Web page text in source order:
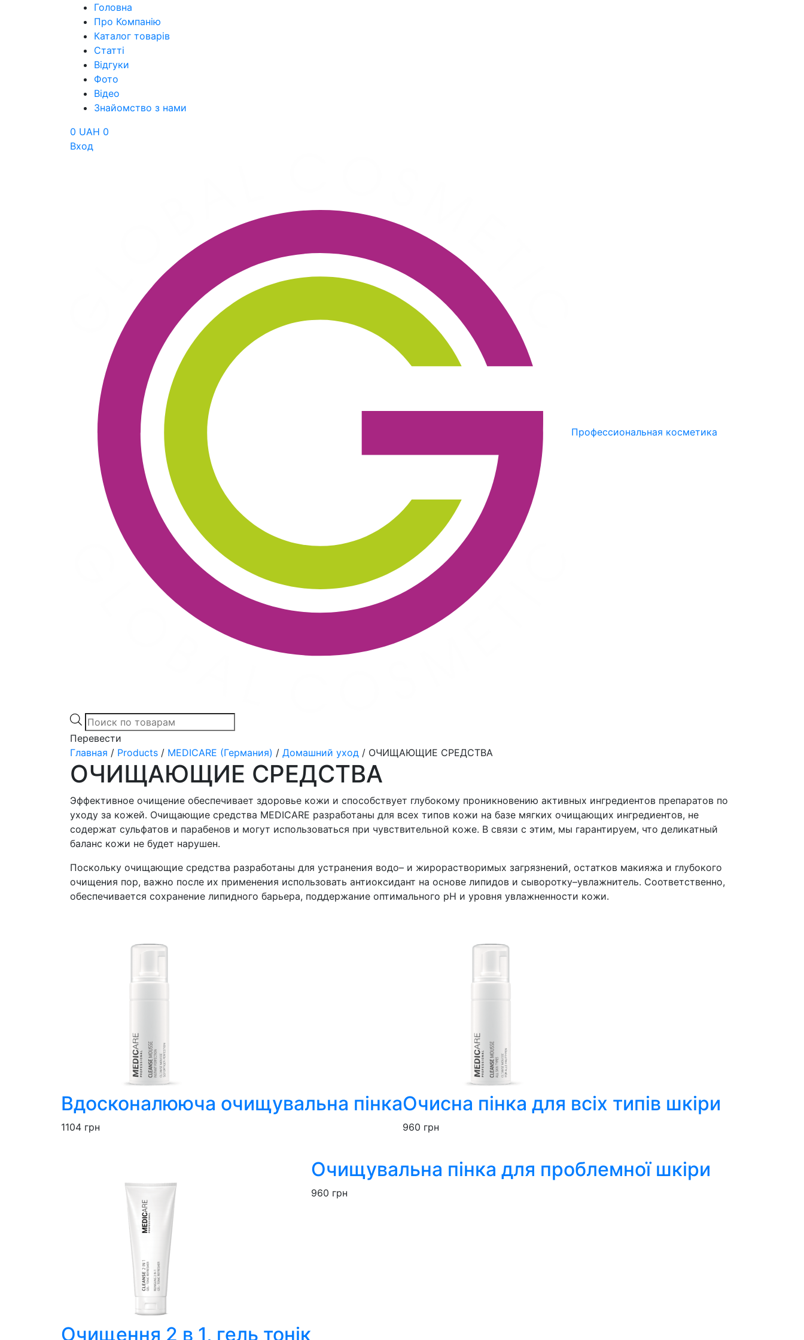
Головна
Про Компанію
Каталог товарів
Статті
Відгуки
Фото
Відео
Знайомство з нами
0 UAH 0
Вход
Профессиональная косметика
Products
search
Перевести
Главная / Products / MEDICARE (Германия) / Домашний уход / ОЧИЩАЮЩИЕ СРЕДСТВА
ОЧИЩАЮЩИЕ СРЕДСТВА
Эффективное очищение обеспечивает здоровье кожи и способствует глубокому проникновению активных ингредиентов препаратов по
уходу за кожей. Очищающие средства MEDICARE разработаны для всех типов кожи на базе мягких очищающих ингредиентов, не
содержат сульфатов и парабенов и могут использоваться при чувствительной коже. В связи с этим, мы гарантируем, что деликатный
баланс кожи не будет нарушен.
Поскольку очищающие средства разработаны для устранения водо– и жирорастворимых загрязнений, остатков макияжа и глубокого
очищения пор, важно после их применения использовать антиоксидант на основе липидов и сыворотку–увлажнитель. Соответственно,
обеспечивается сохранение липидного барьера, поддержание оптимального рН и уровня увлажненности кожи.
Вдосконалююча очищувальна пінка
1104 грн
Очисна пінка для всіх типів шкіри
960 грн
Очищення 2 в 1, гель тонік
Очищувальна пінка для проблемної шкіри
960 грн